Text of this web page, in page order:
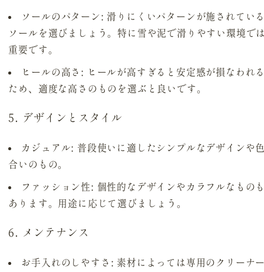
ソールのパターン: 滑りにくいパターンが施されてい
ソールを選びましょう。特に雪や泥で滑りやすい環境で
重要です。
ヒールの高さ : ヒールが高すぎると安定感が損なわれ
ため、適度な高さのものを選ぶと良いです。
5. デザインとスタイル
カジュアル: 普段使いに適したシンプルなデザインや
合いのもの。
ファッション性: 個性的なデザインやカラフルなもの
あります。用途に応じて選びましょう。
6. メンテナンス
お手入れのしやすさ : 素材によっては専用のクリーナ